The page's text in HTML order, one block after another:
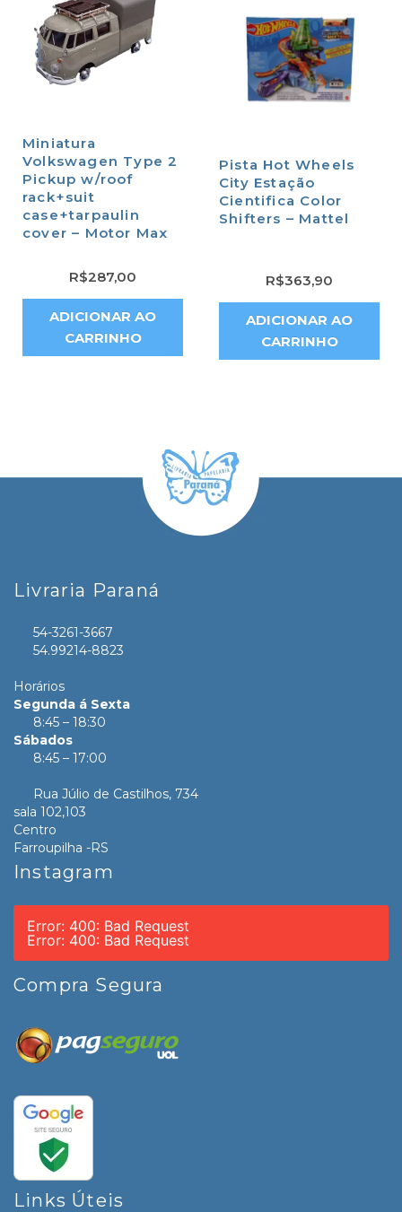
Miniatura
Volkswagen Type 2
Pickup w/roof
rack+suit
case+tarpaulin
cover – Motor Max
R$287,00
ADICIONAR AO
CARRINHO
Pista Hot Wheels
City Estação
Cientifica Color
Shifters – Mattel
R$363,90
ADICIONAR AO
CARRINHO
Livraria Paraná
54-3261-3667
54.99214-8823
Horários
Segunda á Sexta
8:45 – 18:30
Sábados
8:45 – 17:00
Rua Júlio de Castilhos, 734
sala 102,103
Centro
Farroupilha -RS
Instagram
Error: 400: Bad Request
Error: 400: Bad Request
Compra Segura
Links Úteis